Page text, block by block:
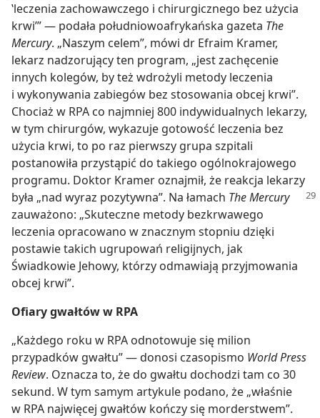
‛leczenia zachowawczego i chirurgicznego bez użycia
krwi’” — podała południowoafrykańska gazeta The
Mercury. „Naszym celem”, mówi dr Efraim Kramer,
lekarz nadzorujący ten program, „jest zachęcenie
innych kolegów, by też wdrożyli metody leczenia
i wykonywania zabiegów bez stosowania obcej krwi”.
Chociaż w RPA co najmniej 800 indywidualnych lekarzy,
w tym chirurgów, wykazuje gotowość leczenia bez
użycia krwi, to po raz pierwszy grupa szpitali
postanowiła przystąpić do takiego ogólnokrajowego
programu. Doktor Kramer oznajmił, że reakcja lekarzy
była „nad wyraz pozytywna”. Na łamach The Mercury
zauważono: „Skuteczne metody bezkrwawego
leczenia opracowano w znacznym stopniu dzięki
postawie takich ugrupowań religijnych, jak
Świadkowie Jehowy, którzy odmawiają przyjmowania
obcej krwi”.
Ofiary gwałtów w RPA
„Każdego roku w RPA odnotowuje się milion
przypadków gwałtu” — donosi czasopismo World Press
Review. Oznacza to, że do gwałtu dochodzi tam co 30
sekund. W tym samym artykule podano, że „właśnie
w RPA najwięcej gwałtów kończy się morderstwem”.